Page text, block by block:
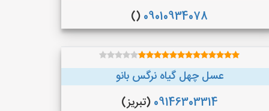
09010934078
()
عسل چهل گیاه نرگس بانو
09146303314 (تبریز)